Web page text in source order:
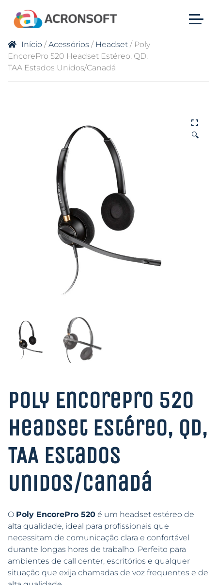
Início /Acessórios / Headset / Poly
EncorePro 520 Headset Estéreo, QD,
TAA Estados Unidos/Canadá
🔍
Poly EncorePro 520
Headset Estéreo, QD,
TAA Estados
Unidos/Canadá
O Poly EncorePro 520 é um headset estéreo de
alta qualidade, ideal para profissionais que
necessitam de comunicação clara e confortável
durante longas horas de trabalho. Perfeito para
ambientes de call center, escritórios e qualquer
situação que exija chamadas de voz frequentes e de